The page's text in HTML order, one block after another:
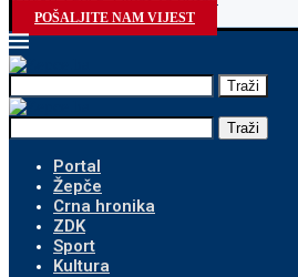
POŠALJITE NAM VIJEST
Traži
Traži
Portal
Žepče
Crna hronika
ZDK
Sport
Kultura